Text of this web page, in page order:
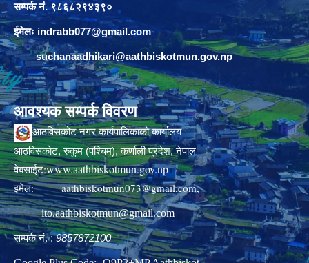
सम्पर्क नं. ९८६८२९४३९०
ईमेलः indrabb077@gmail.com
suchanaadhikari@aathbiskotmun.gov.np
आवश्यक सम्पर्क विवरण
आठविसकोट नगर कार्यपालिकाको कार्यालय
आठविसकोट, रुकुम (पश्चिम), कर्णाली प्रदेश, नेपाल
वेबसाईट:www.aathbiskotmun.gov.np
इमेल:aathbiskotmun073@gmail.com,
ito.aathbiskotmun@gmail.com
सम्पर्क नं. :9857872100